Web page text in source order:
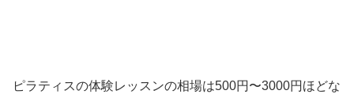
ピラティスの体験レッスンの相場は500円〜3000円ほどな